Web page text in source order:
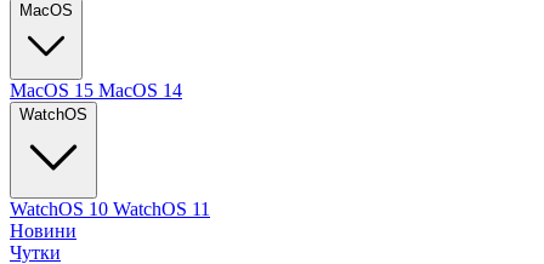
MacOS
MacOS 15 MacOS 14
WatchOS
WatchOS 10 WatchOS 11
Новини
Чутки